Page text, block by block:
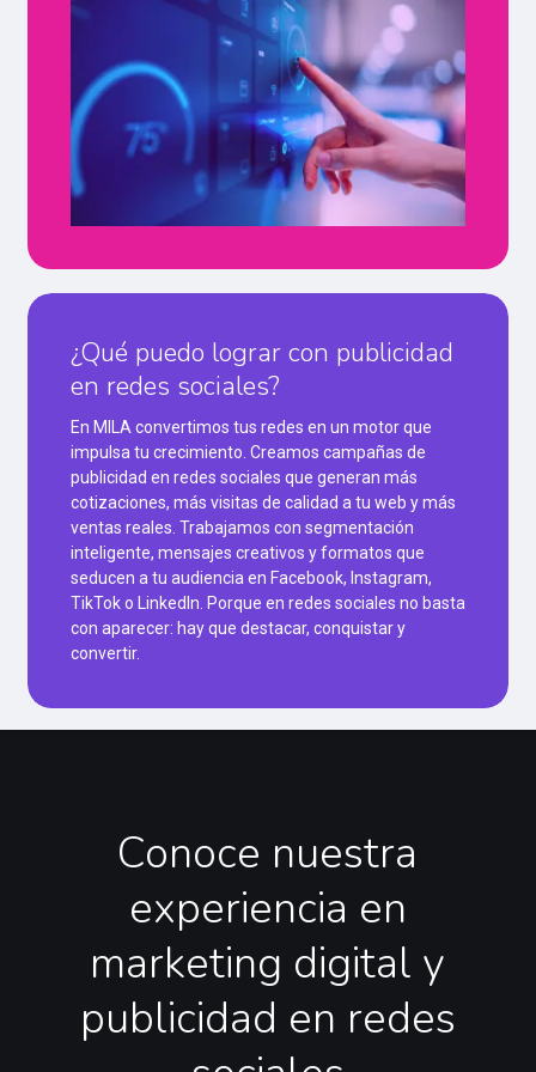
¿Qué puedo lograr con publicidad
en redes sociales?
En MILA convertimos tus redes en un motor que
impulsa tu crecimiento. Creamos campañas de
publicidad en redes sociales que generan más
cotizaciones, más visitas de calidad a tu web y más
ventas reales. Trabajamos con segmentación
inteligente, mensajes creativos y formatos que
seducen a tu audiencia en Facebook, Instagram,
TikTok o LinkedIn. Porque en redes sociales no basta
con aparecer: hay que destacar, conquistar y
convertir.
Conoce nuestra
experiencia en
marketing digital y
publicidad en redes